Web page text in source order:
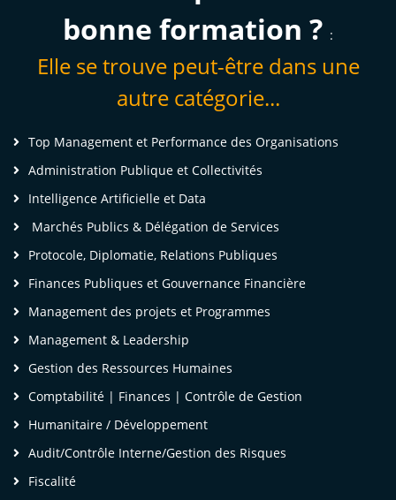
bonne formation ? :
Elle se trouve peut-être dans une
autre catégorie...
Top Management et Performance des Organisations
Administration Publique et Collectivités
Intelligence Artificielle et Data
Marchés Publics & Délégation de Services
Protocole, Diplomatie, Relations Publiques
Finances Publiques et Gouvernance Financière
Management des projets et Programmes
Management & Leadership
Gestion des Ressources Humaines
Comptabilité | Finances | Contrôle de Gestion
Humanitaire / Développement
Audit/Contrôle Interne/Gestion des Risques
Fiscalité
Désormais, je serai plus efficace dans la
l'organisation et la tenue des
avec la communication qui va avec.
que les prochaines formations que j'aurai
dans votre cabinet auront le même niveau
technicité (Expertise, maitrise du sujet par les
»
Roseline Franche V. [LinkedIn
& UAC Manager,